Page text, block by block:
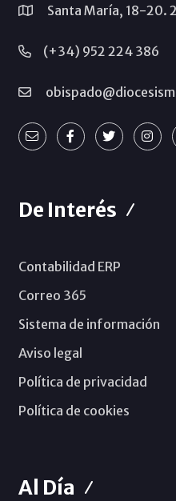
Santa María, 18-20.
(+34) 952 224 386
De Interés
Contabilidad ERP
Correo 365
Sistema de información
Aviso legal
Política de privacidad
Política de cookies
Al Día